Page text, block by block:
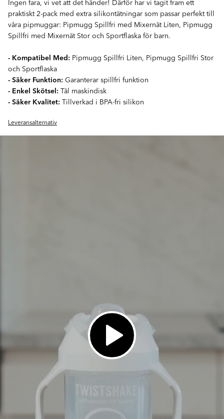
Ingen fara, vi vet att det händer! Därför har vi tagit fram ett
praktiskt 2-pack med extra silikontätningar som passar perfekt till
våra pipmuggar: Pipmugg Spillfri med Mixernät Liten, Pipmugg
Spillfri med Mixernät Stor och Sportflaska för barn.
- Kompatibel Med: Pipmugg Spillfri Liten, Pipmugg Spillfri Stor
och Sportflaska
- Säker Funktion: Garanterar spillfri funktion
- Enkel Skötsel: Tål maskindisk
- Säker Kvalitet: Tillverkad i BPA-fri silikon
Leveransalternativ